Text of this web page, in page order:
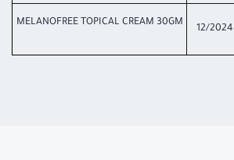
12/2024
MELANOFREE TOPICAL CREAM 30GM